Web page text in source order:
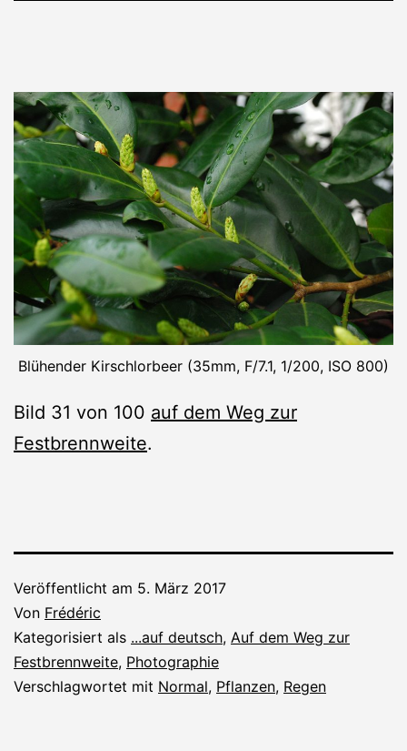
Blühender Kirschlorbeer (35mm, F/7.1, 1/200, ISO 800)
Bild 31 von 100 auf dem Weg zur
Festbrennweite.
Veröffentlicht am 5. März 2017
Von Frédéric
Kategorisiert als ...auf deutsch, Auf dem Weg zur
Festbrennweite, Photographie
Verschlagwortet mit Normal, Pflanzen, Regen